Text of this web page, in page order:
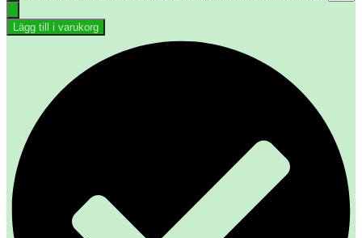
Lägg till i varukorg